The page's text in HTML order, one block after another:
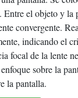
Entre el objeto y la
convergente.
indicando el
focal de la lente
sobre la
la pantalla.